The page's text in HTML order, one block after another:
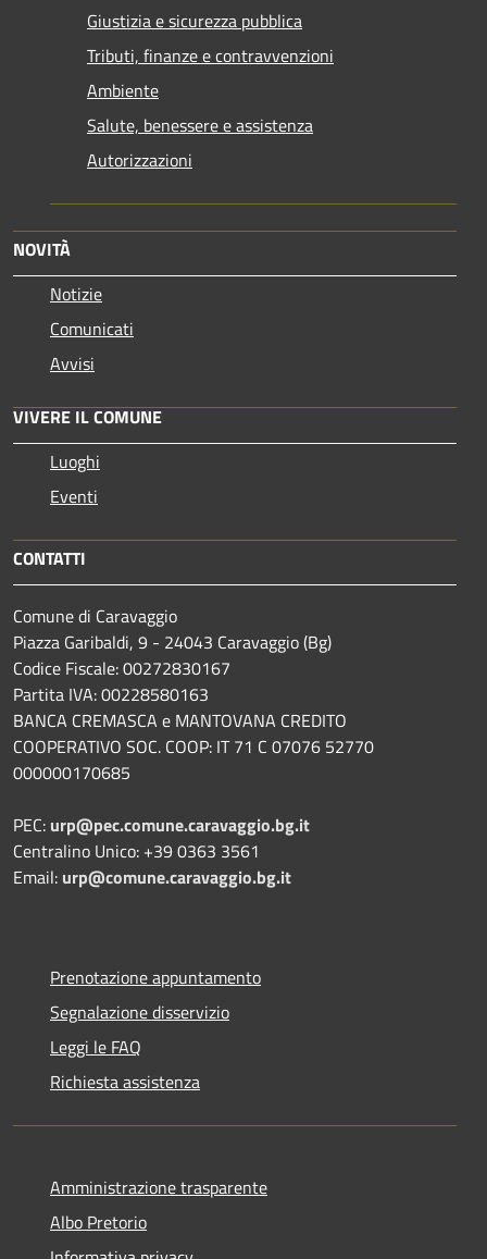
Giustizia e sicurezza pubblica
Tributi, finanze e contravvenzioni
Ambiente
Salute, benessere e assistenza
Autorizzazioni
NOVITÀ
Notizie
Comunicati
Avvisi
VIVERE IL COMUNE
Luoghi
Eventi
CONTATTI
Comune di Caravaggio
Piazza Garibaldi, 9 - 24043 Caravaggio (Bg)
Codice Fiscale: 00272830167
Partita IVA: 00228580163
BANCA CREMASCA e MANTOVANA CREDITO
COOPERATIVO SOC. COOP: IT 71 C 07076 52770
000000170685
PEC: urp@pec.comune.caravaggio.bg.it
Centralino Unico: +39 0363 3561
Email: urp@comune.caravaggio.bg.it
Prenotazione appuntamento
Segnalazione disservizio
Leggi le FAQ
Richiesta assistenza
Amministrazione trasparente
Albo Pretorio